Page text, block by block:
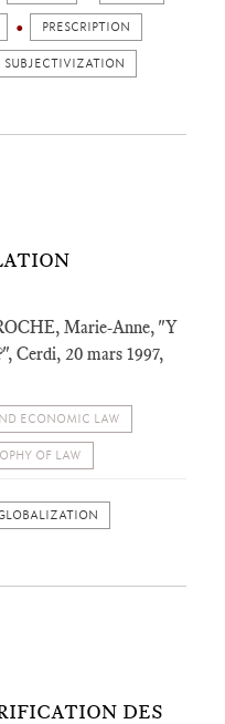
PRESCRIPTION
SUBJECTIVIZATION
Marie-Anne, "Y
Cerdi, 20 mars 1997,
ECONOMIC LAW
OF LAW
DES